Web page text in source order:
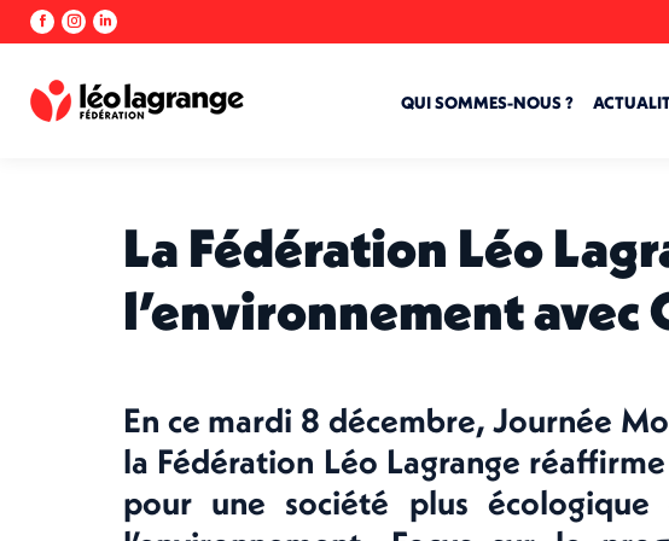
La
Facebook
s'ouvre
dans
La
Instagram
s'ouvre
dans
La
LinkedIn
s'ouvre
dans
QUI SOMMES-NOUS ?
La Fédération Léo
l’environnement avec
En ce mardi 8 décembre, Journée
la Fédération Léo Lagrange
pour une société plus écologique